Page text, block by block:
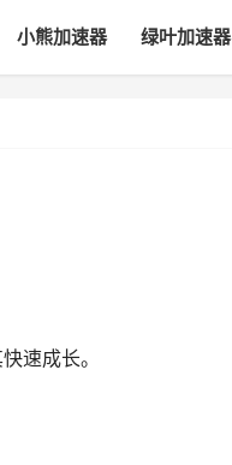
小熊加速器 绿叶加速器
速成长。